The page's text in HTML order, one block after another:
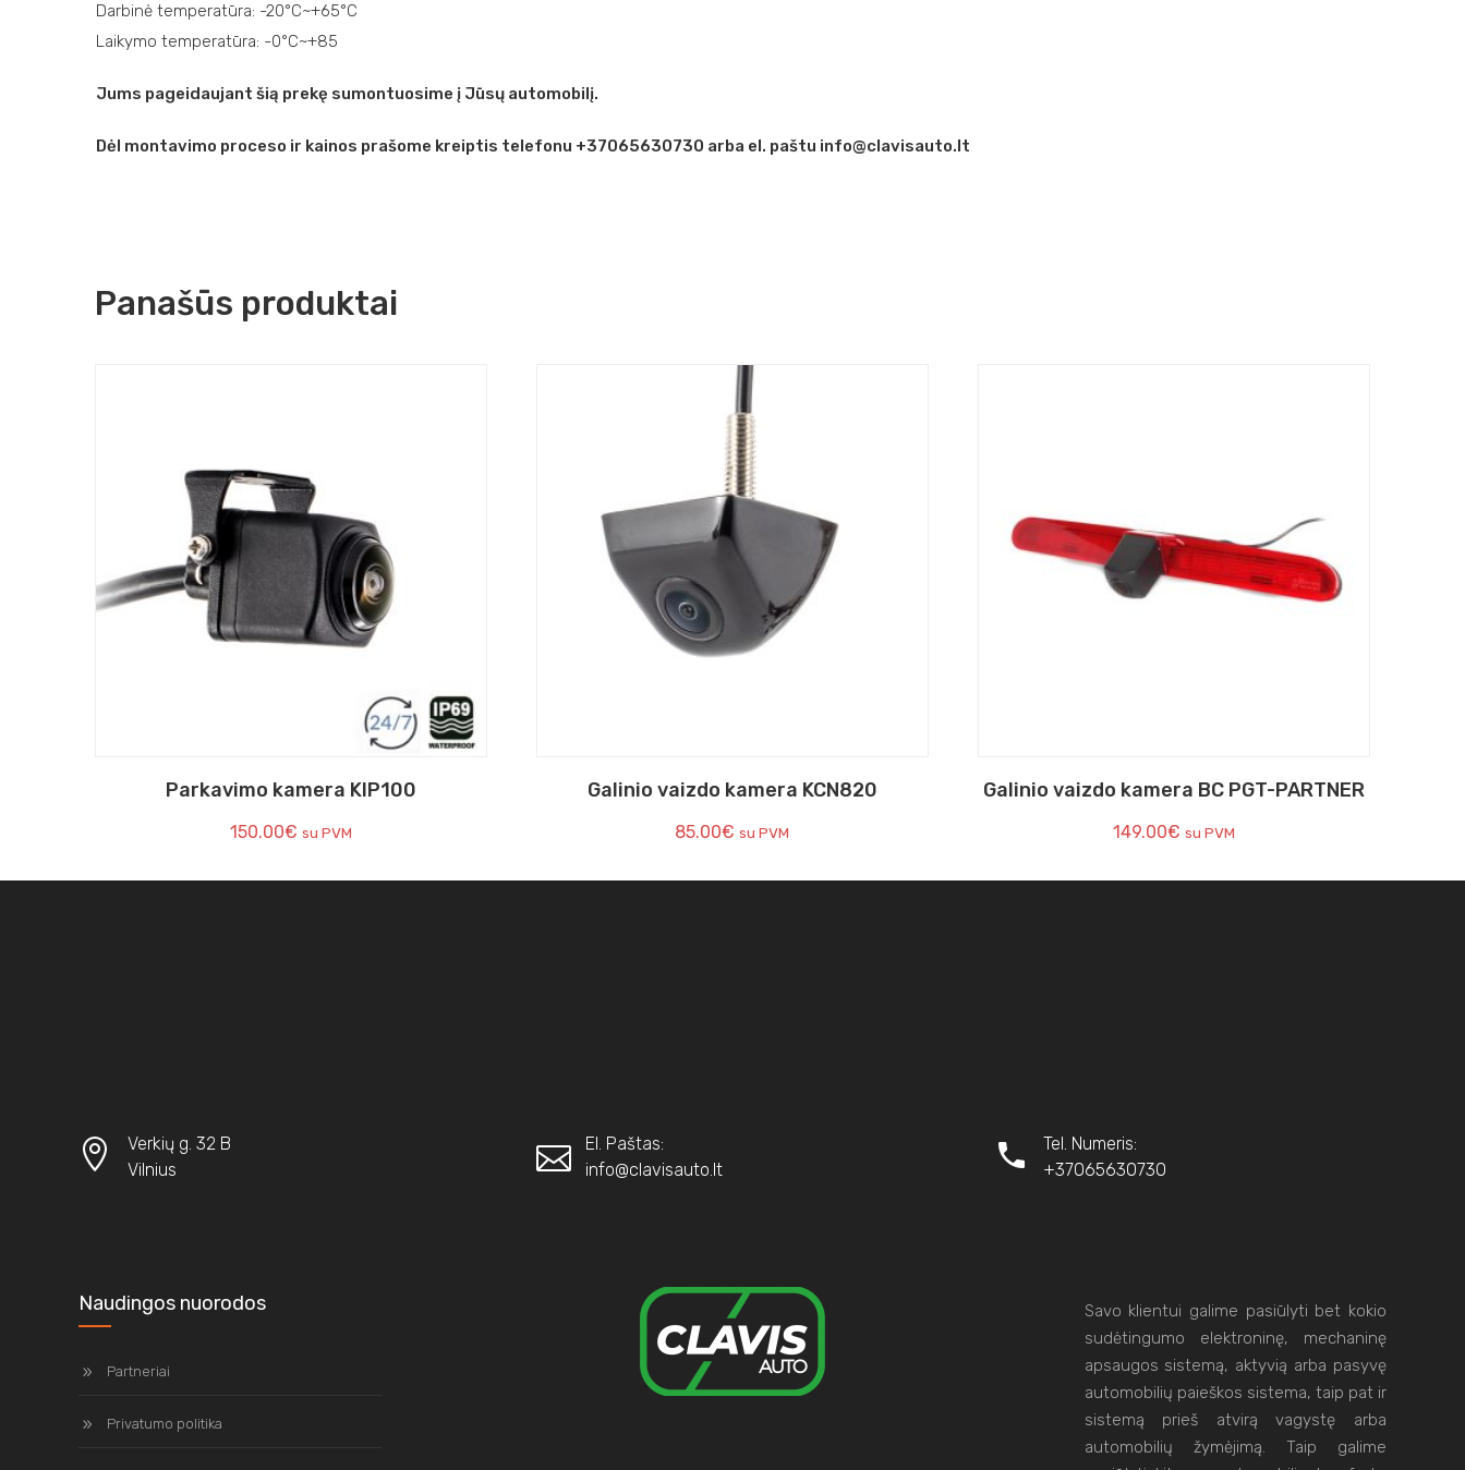
Darbinė temperatūra: -20°C~+65°C
Laikymo temperatūra: -0°C~+85
Jums pageidaujant šią prekę sumontuosime į Jūsų automobilį.
Dėl montavimo proceso ir kainos prašome kreiptis telefonu +37065630730 arba el. paštu info@clavisauto.lt
Panašūs produktai
Parkavimo kamera KIP100
150.00€ su PVM
Galinio vaizdo kamera KCN820
85.00€ su PVM
Galinio vaizdo kamera BC PGT-PARTNER
149.00€ su PVM
Verkių g. 32 B
Vilnius
El. Paštas:
info@clavisauto.lt
Tel. Numeris:
+37065630730
Naudingos nuorodos
Partneriai
Privatumo politika
Savo klientui galime pasiūlyti bet kokio
sudėtingumo elektroninę, mechaninę
apsaugos sistemą, aktyvią arba pasyvę
automobilių paieškos sistema, taip pat ir
sistemą prieš atvirą vagystę arba
automobilių žymėjimą. Taip galime